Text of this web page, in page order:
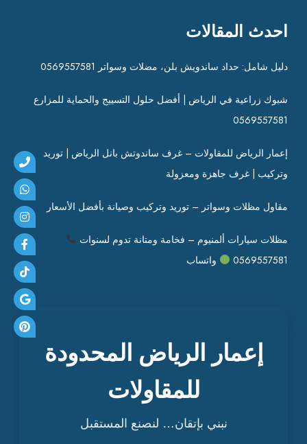
احدث المقالات
دليل شامل: حداد ساندويش بلن، مضلات وسواتر 0569557581
شبوك زراعية في الرياض | أفضل حلول التسييج والحماية للمزارع
0569557581
إعمار الرياض للمقاولات – غرف ساندوتش بانل الرياض | توريد
وتركيب | غرف جاهزة ومعزولة
مقاول مظلات وسواتر – توريد وتركيب وصيانة بأفضل الأسعار
مظلات سيارات ألمنيوم – فخامة ومتانة تدوم لسنوات
0569557581
واتساب
إعمار الرياض المحدودة
للمقاولات
نبني بإتقان… لنصنع المستقبل